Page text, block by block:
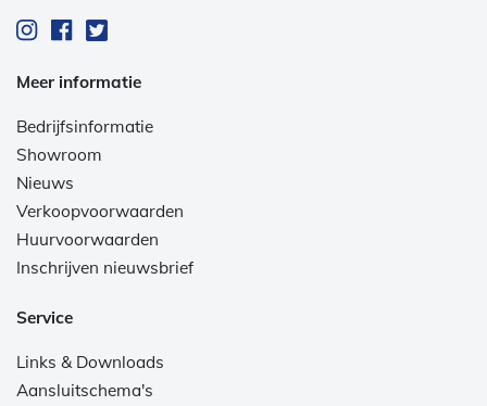
Meer informatie
Bedrijfsinformatie
Showroom
Nieuws
Verkoopvoorwaarden
Huurvoorwaarden
Inschrijven nieuwsbrief
Service
Links & Downloads
Aansluitschema's